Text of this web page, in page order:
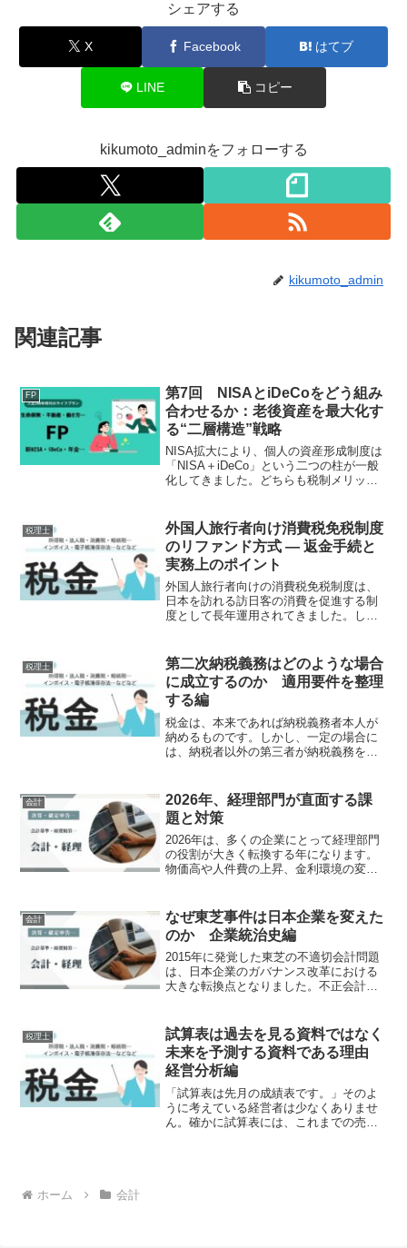
シェアする
X Facebook はてブ
LINE コピー
kikumoto_adminをフォローする
kikumoto_admin
関連記事
FP
第7回 NISAとiDeCoをどう組み
合わせるか：老後資産を最大化す
る“二層構造”戦略
NISA拡大により、個人の資産形成制度は
「NISA＋iDeCo」という二つの柱が一般
化してきました。どちらも税制メリット
増えています。本稿では、NISAとiDeCo
を組...
税理士
外国人旅行者向け消費税免税制度
のリファンド方式 ― 返金手続と
実務上のポイント
外国人旅行者向けの消費税免税制度は、
日本を訪れる訪日客の消費を促進する制
度として長年運用されてきました。しか
は制度の見直しを進めています。その大
きな変更の一つが、令和8...
税理士
第二次納税義務はどのような場合
に成立するのか 適用要件を整理
する編
税金は、本来であれば納税義務者本人が
納めるものです。しかし、一定の場合に
は、納税者以外の第三者が納税義務を負
制度であり、国税徴収法に定められた要
件を満たす場合に限って適...
会計
2026年、経理部門が直面する課
題と対策
2026年は、多くの企業にとって経理部門
の役割が大きく転換する年になります。
物価高や人件費の上昇、金利環境の変化
めです。従来のように正確な記帳と申告
を中心とした業務運営...
会計
なぜ東芝事件は日本企業を変えた
のか 企業統治史編
2015年に発覚した東芝の不適切会計問題
は、日本企業のガバナンス改革における
大きな転換点となりました。不正会計そ
での企業不祥事とは質が異なっていまし
た。日本を代表する名...
税理士
試算表は過去を見る資料ではなく
未来を予測する資料である理由
経営分析編
「試算表は先月の成績表です。」そのよ
うに考えている経営者は少なくありませ
ん。確かに試算表には、これまでの売上
ホーム
会計